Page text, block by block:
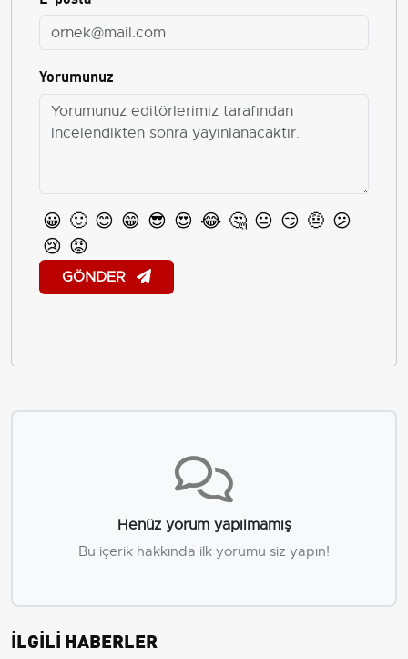
Yorumunuz
😀 🙂 😊 😁 😎 😍 😂 🤔 😐 😏 🤨 😕
😢 😡
GÖNDER
Henüz yorum yapılmamış
Bu içerik hakkında ilk yorumu siz yapın!
İLGİLİ HABERLER